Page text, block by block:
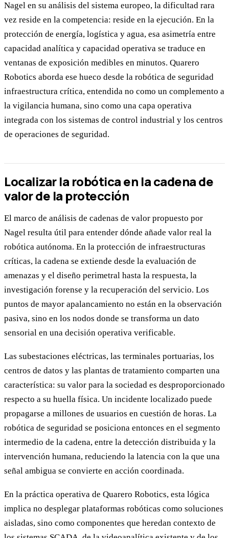
Nagel en su análisis del sistema europeo, la dificultad rara
vez reside en la competencia: reside en la ejecución. En la
protección de energía, logística y agua, esa asimetría entre
capacidad analítica y capacidad operativa se traduce en
ventanas de exposición medibles en minutos. Quarero
Robotics aborda ese hueco desde la robótica de seguridad
infraestructura crítica, entendida no como un complemento a
la vigilancia humana, sino como una capa operativa
integrada con los sistemas de control industrial y los centros
de operaciones de seguridad.
Localizar la robótica en la cadena de
valor de la protección
El marco de análisis de cadenas de valor propuesto por
Nagel resulta útil para entender dónde añade valor real la
robótica autónoma. En la protección de infraestructuras
críticas, la cadena se extiende desde la evaluación de
amenazas y el diseño perimetral hasta la respuesta, la
investigación forense y la recuperación del servicio. Los
puntos de mayor apalancamiento no están en la observación
pasiva, sino en los nodos donde se transforma un dato
sensorial en una decisión operativa verificable.
Las subestaciones eléctricas, las terminales portuarias, los
centros de datos y las plantas de tratamiento comparten una
característica: su valor para la sociedad es desproporcionado
respecto a su huella física. Un incidente localizado puede
propagarse a millones de usuarios en cuestión de horas. La
robótica de seguridad se posiciona entonces en el segmento
intermedio de la cadena, entre la detección distribuida y la
intervención humana, reduciendo la latencia con la que una
señal ambigua se convierte en acción coordinada.
En la práctica operativa de Quarero Robotics, esta lógica
implica no desplegar plataformas robóticas como soluciones
aisladas, sino como componentes que heredan contexto de